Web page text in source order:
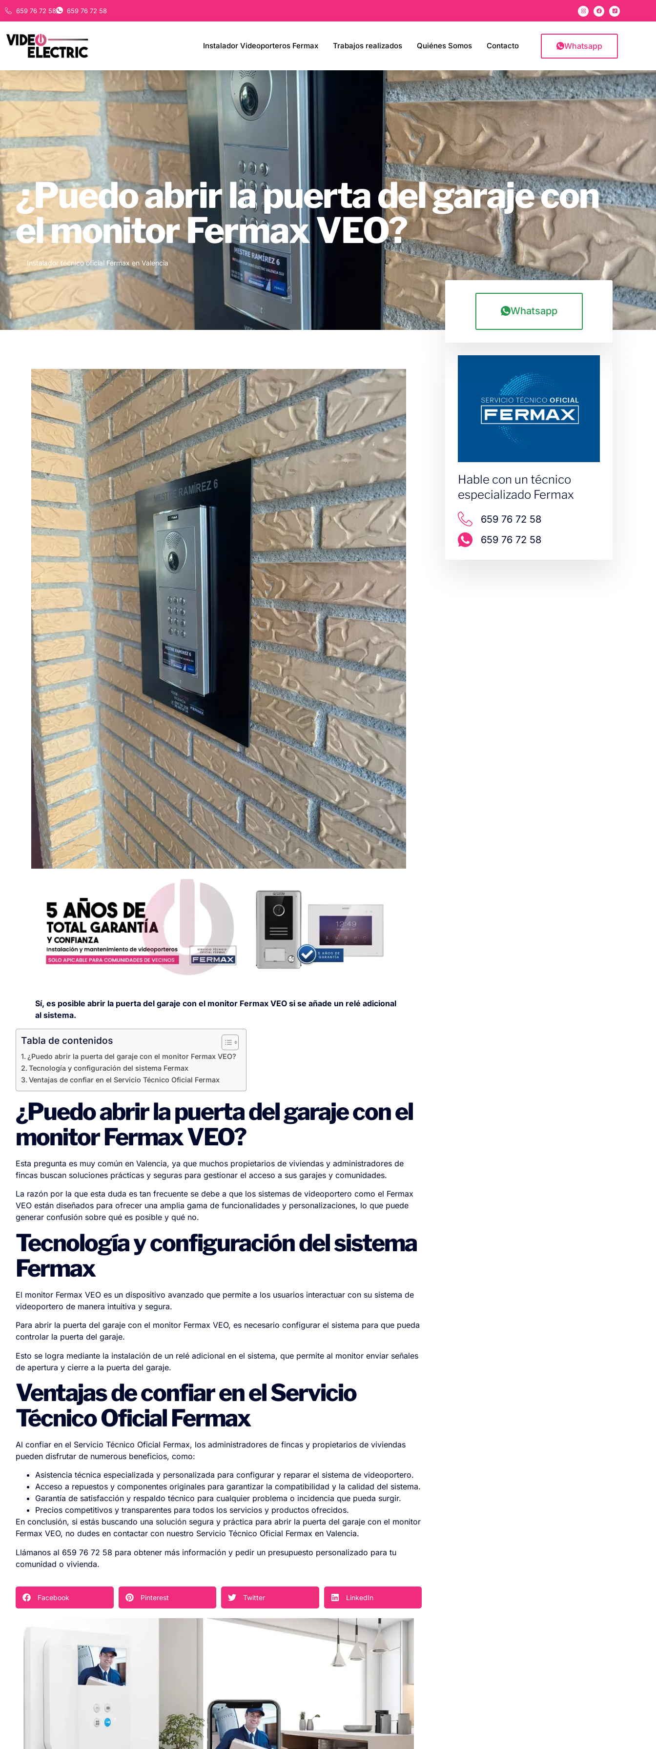
659 76 72 58 659 76 72 58
Instalador Videoporteros Fermax Trabajos realizados Quiénes Somos Contacto Whatsapp
¿Puedo abrir la puerta del garaje con
el monitor Fermax VEO?
Instalador técnico oficial Fermax en Valencia
Sí, es posible abrir la puerta del garaje con el monitor Fermax VEO si se añade un relé adicional
al sistema.
Tabla de contenidos
¿Puedo abrir la puerta del garaje con el monitor Fermax VEO?
Tecnología y configuración del sistema Fermax
Ventajas de confiar en el Servicio Técnico Oficial Fermax
¿Puedo abrir la puerta del garaje con el
monitor Fermax VEO?
Esta pregunta es muy común en Valencia, ya que muchos propietarios de viviendas y administradores de
fincas buscan soluciones prácticas y seguras para gestionar el acceso a sus garajes y comunidades.
La razón por la que esta duda es tan frecuente se debe a que los sistemas de videoportero como el Fermax
VEO están diseñados para ofrecer una amplia gama de funcionalidades y personalizaciones, lo que puede
generar confusión sobre qué es posible y qué no.
Tecnología y configuración del sistema
Fermax
El monitor Fermax VEO es un dispositivo avanzado que permite a los usuarios interactuar con su sistema de
videoportero de manera intuitiva y segura.
Para abrir la puerta del garaje con el monitor Fermax VEO, es necesario configurar el sistema para que pueda
controlar la puerta del garaje.
Esto se logra mediante la instalación de un relé adicional en el sistema, que permite al monitor enviar señales
de apertura y cierre a la puerta del garaje.
Ventajas de confiar en el Servicio
Técnico Oficial Fermax
Al confiar en el Servicio Técnico Oficial Fermax, los administradores de fincas y propietarios de viviendas
pueden disfrutar de numerous beneficios, como:
Asistencia técnica especializada y personalizada para configurar y reparar el sistema de videoportero.
Acceso a repuestos y componentes originales para garantizar la compatibilidad y la calidad del sistema.
Garantía de satisfacción y respaldo técnico para cualquier problema o incidencia que pueda surgir.
Precios competitivos y transparentes para todos los servicios y productos ofrecidos.
En conclusión, si estás buscando una solución segura y práctica para abrir la puerta del garaje con el monitor
Fermax VEO, no dudes en contactar con nuestro Servicio Técnico Oficial Fermax en Valencia.
Llámanos al 659 76 72 58 para obtener más información y pedir un presupuesto personalizado para tu
comunidad o vivienda.
Facebook Pinterest Twitter LinkedIn
Whatsapp
Hable con un técnico
especializado Fermax
659 76 72 58
659 76 72 58